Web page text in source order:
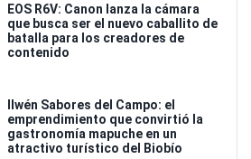
EOS R6V: Canon lanza la cámara
que busca ser el nuevo caballito de
batalla para los creadores de
contenido
Ilwén Sabores del Campo: el
emprendimiento que convirtió la
gastronomía mapuche en un
atractivo turístico del Biobío